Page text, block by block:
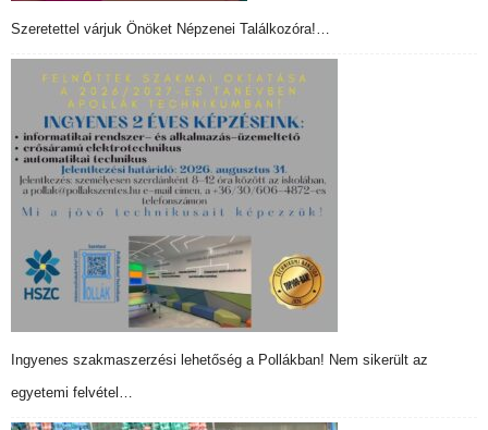
Szeretettel várjuk Önöket Népzenei Találkozóra!…
Ingyenes szakmaszerzési lehetőség a Pollákban! Nem sikerült az
egyetemi felvétel…